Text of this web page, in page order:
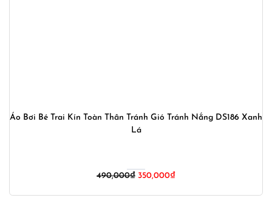
Áo Bơi Bé Trai Kín Toàn Thân Tránh Gió Tránh Nắng DS186 Xanh
Lá
490,000₫ Giá
350,000₫Giá